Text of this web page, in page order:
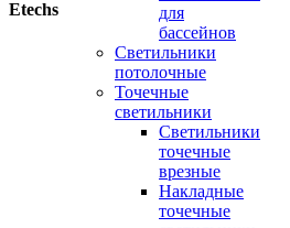
для
бассейнов
Светильники
потолочные
Точечные
светильники
Светильники
точечные
врезные
Накладные
точечные
Etechs